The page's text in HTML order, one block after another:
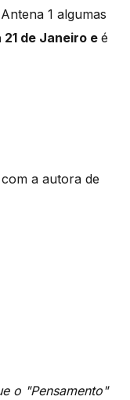
1 algumas
21 de Janeiro e é
a autora de
o "Pensamento"